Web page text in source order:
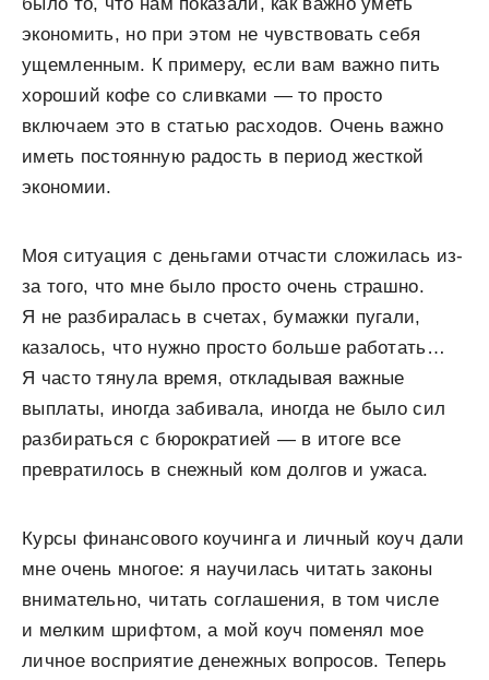
экономить, но при этом не чувствовать себя
ущемленным. К примеру, если вам важно пить
хороший кофе со сливками — то просто
включаем это в статью расходов. Очень важно
иметь постоянную радость в период жесткой
экономии.
Моя ситуация с деньгами отчасти сложилась из-
за того, что мне было просто очень страшно.
Я не разбиралась в счетах, бумажки пугали,
казалось, что нужно просто больше работать…
Я часто тянула время, откладывая важные
выплаты, иногда забивала, иногда не было сил
разбираться с бюрократией — в итоге все
превратилось в снежный ком долгов и ужаса.
Курсы финансового коучинга и личный коуч дали
мне очень многое: я научилась читать законы
внимательно, читать соглашения, в том числе
и мелким шрифтом, а мой коуч поменял мое
личное восприятие денежных вопросов. Теперь